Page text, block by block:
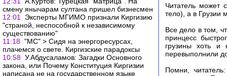
смену янычарам султана пришел бизнесмен
12:01
Эксперты МГИМО признали Киргизию
"страной, неспособной к независимому
существованию"
11:18 "МС" > Сидя на энергоресурсах,
плачемся о свете. Киргизские парадоксы
10:58 У.Абдусаламов: Загадки Основного
закона, или Почему Конституция Киргизии
написана не на государственном языке
Читатель может
тело), а в Грузии
Все дело в том,
принцесс
грузины хоть
перевыполнили
Помни,